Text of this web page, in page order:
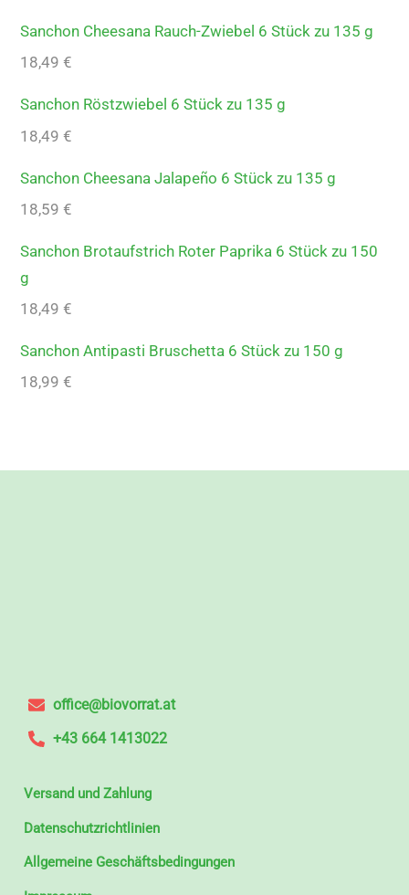
Sanchon Cheesana Rauch-Zwiebel 6 Stück zu 135 g
18,49€
Sanchon Röstzwiebel 6 Stück zu 135 g
18,49€
Sanchon Cheesana Jalapeño 6 Stück zu 135 g
18,59€
Sanchon Brotaufstrich Roter Paprika 6 Stück zu 150
g
18,49€
Sanchon Antipasti Bruschetta 6 Stück zu 150 g
18,99€
office@biovorrat.at
+43 664 1413022
Versand und Zahlung
Datenschutzrichtlinien
Allgemeine Geschäftsbedingungen